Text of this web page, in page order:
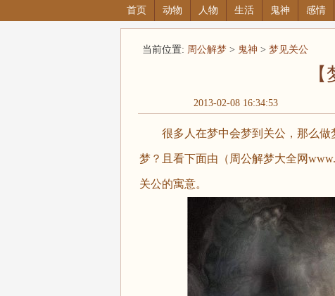
首页 动物 人物 生活 鬼神 感情
当前位置: 周公解梦> 鬼神 > 梦见关公
2013-02-08 16:34:53
很多人在梦中会梦到关公，那么做
梦？且看下面由（周公解梦大全网
关公的寓意。